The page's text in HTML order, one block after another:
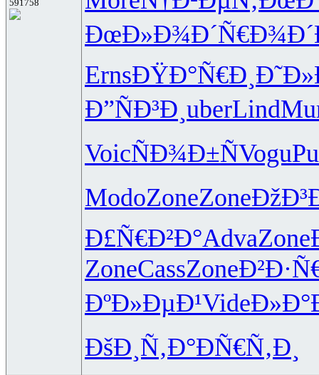
591758
ÐœÐ»Ð¾Ð´
ErnsÐŸÐ°Ñ€Ð¸
Ð”ÑÐ³Ð¸ uberLind
VoicÑÐ¾Ð±ÑVogu
ModoZoneZone
Ð£Ñ€Ð²Ð°AdvaZone
ZoneCassZone
ÐºÐ»ÐµÐ¹Vide
ÐšÐ¸Ñ‚Ð°ÐÑ€Ñ‚Ð¸